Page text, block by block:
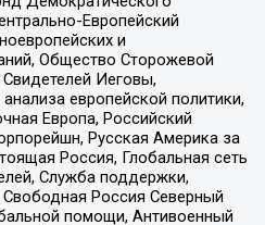
Европейский
и
Общество Сторожевой
Иеговы,
европейской политики,
Европа, Российский
Русская Америка за
Россия, Глобальная сеть
Служба поддержки,
Россия Северный
помощи, Антивоенный